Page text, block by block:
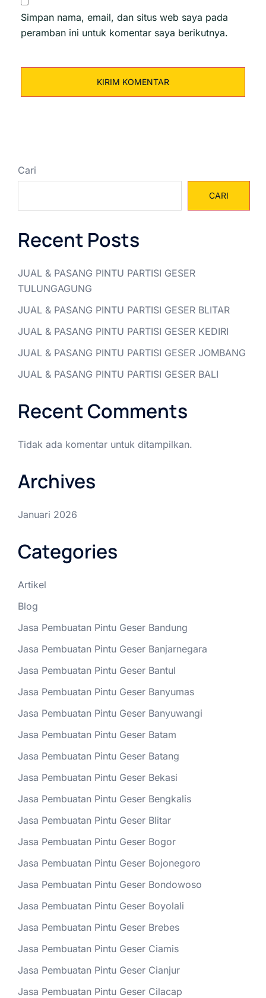
Simpan nama, email, dan situs web saya pada
peramban ini untuk komentar saya berikutnya.
Cari
CARI
Recent Posts
JUAL & PASANG PINTU PARTISI GESER
TULUNGAGUNG
JUAL & PASANG PINTU PARTISI GESER BLITAR
JUAL & PASANG PINTU PARTISI GESER KEDIRI
JUAL & PASANG PINTU PARTISI GESER JOMBANG
JUAL & PASANG PINTU PARTISI GESER BALI
Recent Comments
Tidak ada komentar untuk ditampilkan.
Archives
Januari 2026
Categories
Artikel
Blog
Jasa Pembuatan Pintu Geser Bandung
Jasa Pembuatan Pintu Geser Banjarnegara
Jasa Pembuatan Pintu Geser Bantul
Jasa Pembuatan Pintu Geser Banyumas
Jasa Pembuatan Pintu Geser Banyuwangi
Jasa Pembuatan Pintu Geser Batam
Jasa Pembuatan Pintu Geser Batang
Jasa Pembuatan Pintu Geser Bekasi
Jasa Pembuatan Pintu Geser Bengkalis
Jasa Pembuatan Pintu Geser Blitar
Jasa Pembuatan Pintu Geser Bogor
Jasa Pembuatan Pintu Geser Bojonegoro
Jasa Pembuatan Pintu Geser Bondowoso
Jasa Pembuatan Pintu Geser Boyolali
Jasa Pembuatan Pintu Geser Brebes
Jasa Pembuatan Pintu Geser Ciamis
Jasa Pembuatan Pintu Geser Cianjur
Jasa Pembuatan Pintu Geser Cilacap